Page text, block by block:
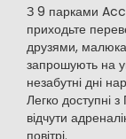
З 9 парками
приходьте
друзями,
запрошують на
незабутні дні
Легко доступні
відчути